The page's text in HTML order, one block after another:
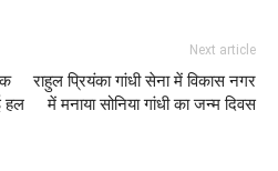
हल
Next article
राहुल प्रियंका गांधी सेना में विकास नगर
में मनाया सोनिया गांधी का जन्म दिवस